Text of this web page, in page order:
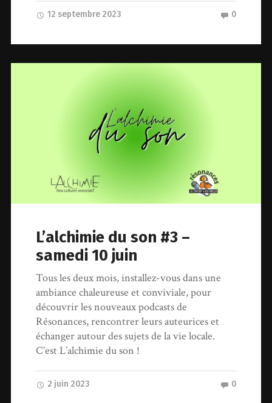
12 septembre 2023 0
L’alchimie du son #3 –
samedi 10 juin
Tous les deux mois, installez-vous dans une
ambiance chaleureuse et conviviale, pour
découvrir les nouveaux podcasts de
Résonances, rencontrer leurs auteurices et
échanger autour des sujets de la vie locale.
C’est L’alchimie du son !
2 juin 2023 0